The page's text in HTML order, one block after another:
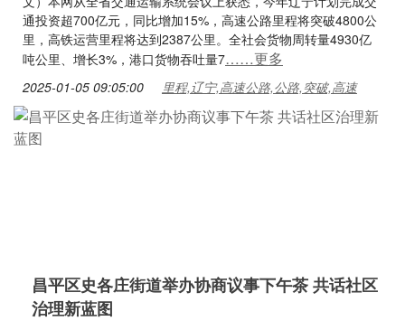
通投资超700亿元，同比增加15%，高速公路里程将突破4800公
里，高铁运营里程将达到2387公里。全社会货物周转量4930亿
吨公里、增长3%，港口货物吞吐量7……更多
2025-01-05 09:05:00 里程,辽宁,高速公路,公路,突破,高速
昌平区史各庄街道举办协商议事下午茶 共话社区
治理新蓝图